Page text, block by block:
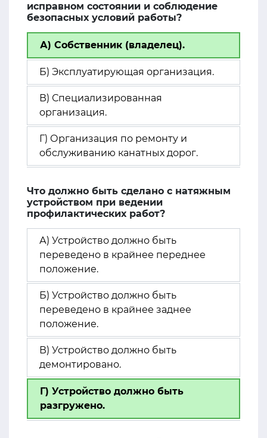
исправном состоянии и соблюдение
безопасных условий работы?
А) Собственник (владелец).
Б) Эксплуатирующая организация.
В) Специализированная
организация.
Г) Организация по ремонту и
обслуживанию канатных дорог.
Что должно быть сделано с натяжным
устройством при ведении
профилактических работ?
А) Устройство должно быть
переведено в крайнее переднее
положение.
Б) Устройство должно быть
переведено в крайнее заднее
положение.
В) Устройство должно быть
демонтировано.
Г) Устройство должно быть
разгружено.